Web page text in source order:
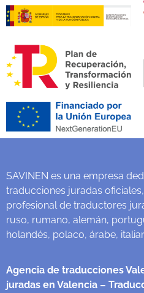
SAVINEN es una empresa
traducciones juradas
profesional de traductores
ruso, rumano, alemán,
holandés, polaco, árabe,
Agencia de traducciones
juradas en Valencia –